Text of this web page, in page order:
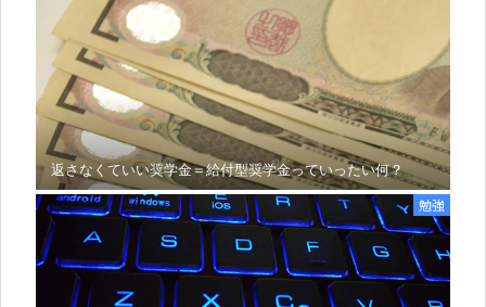
返さなくていい奨学金＝給付型奨学金っていったい何？
勉強